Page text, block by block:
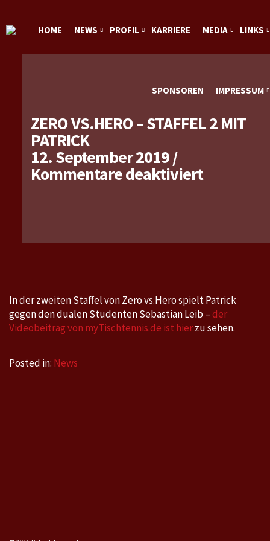
HOME NEWS PROFIL KARRIERE MEDIA LINKS
SPONSOREN IMPRESSUM
ZERO VS.HERO – STAFFEL 2 MIT
PATRICK
12. September 2019/
Kommentare deaktiviertfür
Staffel
Patrick
In der zweiten Staffel von Zero vs.Hero spielt Patrick
gegen den dualen Studenten Sebastian Leib –der
Videobeitrag von myTischtennis.de ist hierzu sehen.
Posted in: News